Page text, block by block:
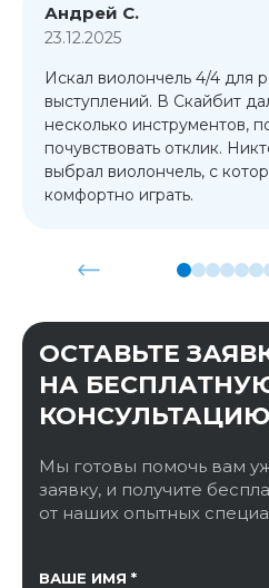
Андрей С.
23.12.2025
Искал виолончель 4/4 для
выступлений. В Скайбит
несколько инструментов,
почувствовать отклик.
выбрал виолончель, с
комфортно играть.
ОСТАВЬТЕ
НА
КОНСУЛЬТАЦИЮ
Мы готовы помочь вам
заявку, и получите
от наших опытных
ВАШЕ ИМЯ
ССЫЛКА НА СТРАНИЦУ